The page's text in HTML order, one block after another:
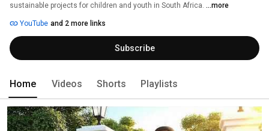
sustainable projects for children and youth in South Africa. ...more
YouTube and 2 more links
Subscribe
Home Videos Shorts Playlists